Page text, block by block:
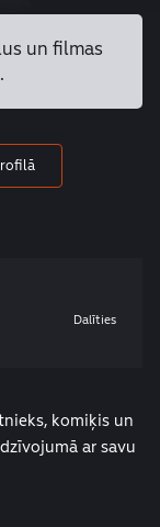
un filmas
Dalīties
komiķis un
ar savu